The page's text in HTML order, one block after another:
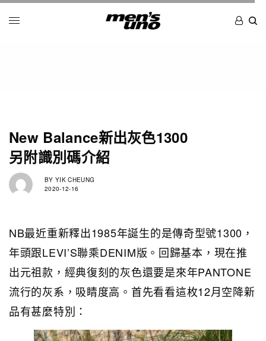
New Balance新出灰色1300
另附識別碼介紹
BY YIK CHEUNG
2020-12-16
NB最近重新釋出1985年誕生的是傳奇型號1300，
年頭跟LEVI’S聯乘DENIM版。回歸基本，現在推
出元祖款，經典復刻的灰色還要是來年PANTONE
流行的灰系，吸睛度高。首先看看這枚12月空降新
品有甚麼特別：